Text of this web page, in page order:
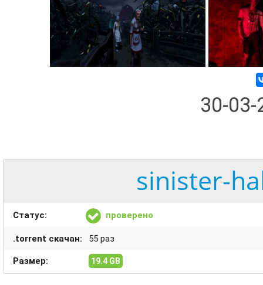
30-
sinister-
Статус: проверено
.torrent скачан: 55 раз
Размер: 19.4 GB